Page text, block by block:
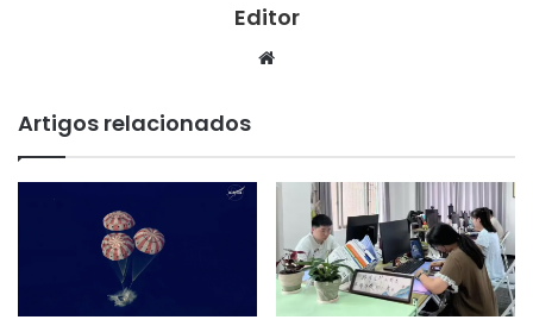
Editor
Website
Artigos relacionados